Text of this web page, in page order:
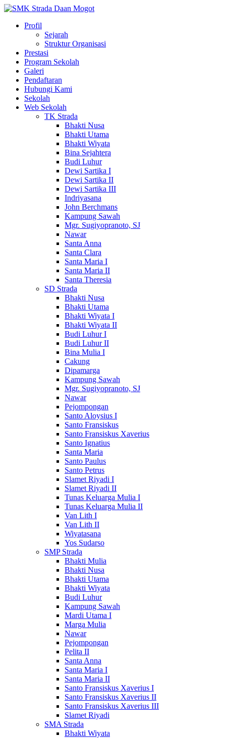
Profil
Sejarah
Struktur Organisasi
Prestasi
Program Sekolah
Galeri
Pendaftaran
Hubungi Kami
Sekolah
Web Sekolah
TK Strada
Bhakti Nusa
Bhakti Utama
Bhakti Wiyata
Bina Sejahtera
Budi Luhur
Dewi Sartika I
Dewi Sartika II
Dewi Sartika III
Indriyasana
John Berchmans
Kampung Sawah
Mgr. Sugiyopranoto, SJ
Nawar
Santa Anna
Santa Clara
Santa Maria I
Santa Maria II
Santa Theresia
SD Strada
Bhakti Nusa
Bhakti Utama
Bhakti Wiyata I
Bhakti Wiyata II
Budi Luhur I
Budi Luhur II
Bina Mulia I
Cakung
Dipamarga
Kampung Sawah
Mgr. Sugiyopranoto, SJ
Nawar
Pejompongan
Santo Aloysius I
Santo Fransiskus
Santo Fransiskus Xaverius
Santo Ignatius
Santa Maria
Santo Paulus
Santo Petrus
Slamet Riyadi I
Slamet Riyadi II
Tunas Keluarga Mulia I
Tunas Keluarga Mulia II
Van Lith I
Van Lith II
Wiyatasana
Yos Sudarso
SMP Strada
Bhakti Mulia
Bhakti Nusa
Bhakti Utama
Bhakti Wiyata
Budi Luhur
Kampung Sawah
Mardi Utama I
Marga Mulia
Nawar
Pejompongan
Pelita II
Santa Anna
Santa Maria I
Santa Maria II
Santo Fransiskus Xaverius I
Santo Fransiskus Xaverius II
Santo Fransiskus Xaverius III
Slamet Riyadi
SMA Strada
Bhakti Wiyata